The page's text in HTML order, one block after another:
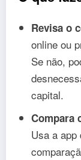
Revisa o
online ou
Se não,
capital.
Compara
Usa a app